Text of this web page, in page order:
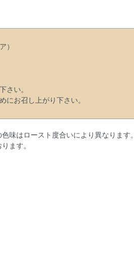
）
さい。
にお召し上がり下さい。
味はロースト度合いにより異なります。
ます。